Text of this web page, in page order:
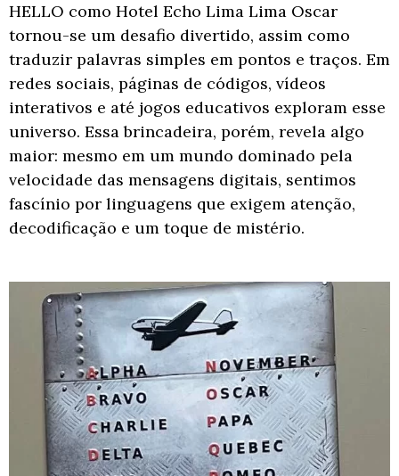
HELLO como Hotel Echo Lima Lima Oscar
tornou-se um desafio divertido, assim como
traduzir palavras simples em pontos e traços. Em
redes sociais, páginas de códigos, vídeos
interativos e até jogos educativos exploram esse
universo. Essa brincadeira, porém, revela algo
maior: mesmo em um mundo dominado pela
velocidade das mensagens digitais, sentimos
fascínio por linguagens que exigem atenção,
decodificação e um toque de mistério.